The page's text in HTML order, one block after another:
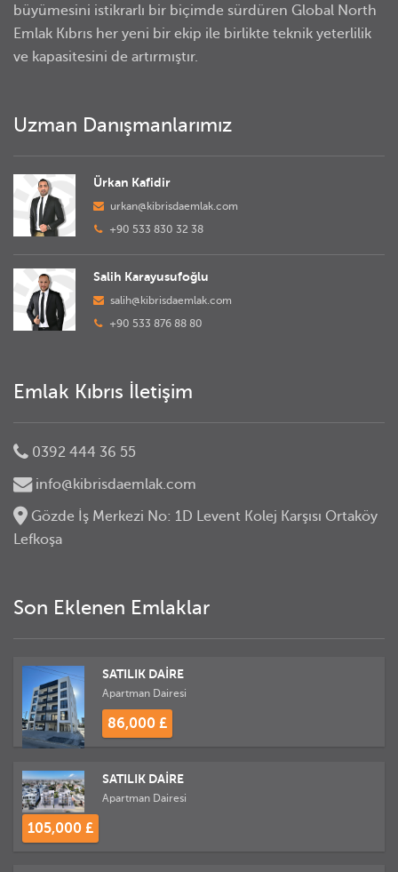
büyümesini istikrarlı bir biçimde sürdüren Global North
Emlak Kıbrıs her yeni bir ekip ile birlikte teknik yeterlilik
ve kapasitesini de artırmıştır.
Uzman Danışmanlarımız
Ürkan Kafidir
urkan@kibrisdaemlak.com
+90 533 830 32 38
Salih Karayusufoğlu
salih@kibrisdaemlak.com
+90 533 876 88 80
Emlak Kıbrıs İletişim
0392 444 36 55
info@kibrisdaemlak.com
Gözde İş Merkezi No: 1D Levent Kolej Karşısı Ortaköy
Lefkoşa
Son Eklenen Emlaklar
SATILIK DAİRE
Apartman Dairesi
86,000 £
SATILIK DAİRE
Apartman Dairesi
105,000 £